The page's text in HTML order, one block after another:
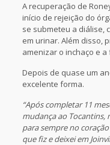
A recuperação de
início de rejeição do
se submeteu a diálise,
em urinar. Além disso,
amenizar o inchaço e
Depois de quase um
excelente forma.
“Após completar 11
mudança ao Tocantins,
para sempre no
que fiz e deixei em